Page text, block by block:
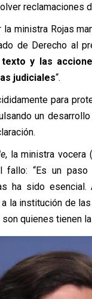
reclamaciones
la ministra Rojas
de Derecho al
y las
judiciales“.
para
un
,la ministra vocera
fallo: “Es un paso
ha sido esencial.
la institución de
quienes tienen